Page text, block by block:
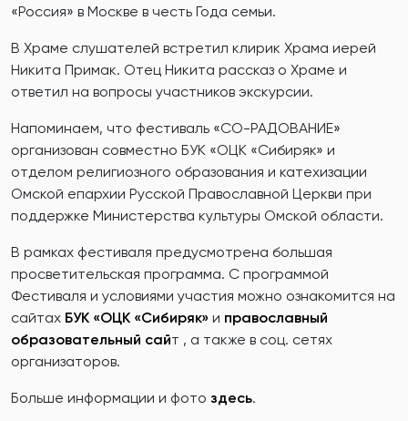
«Россия» в Москве в честь Года семьи.
В Храме слушателей встретил клирик Храма иерей
Никита Примак. Отец Никита рассказ о Храме и
ответил на вопросы участников экскурсии.
Напоминаем, что фестиваль «СО-РАДОВАНИЕ»
организован совместно БУК «ОЦК «Сибиряк» и
отделом религиозного образования и катехизации
Омской епархии Русской Православной Церкви при
поддержке Министерства культуры Омской области.
В рамках фестиваля предусмотрена большая
просветительская программа. С программой
Фестиваля и условиями участия можно ознакомится на
сайтах БУК «ОЦК «Сибиряк» и православный
образовательный сайт , а также в соц. сетях
организаторов.
Больше информации и фото здесь.